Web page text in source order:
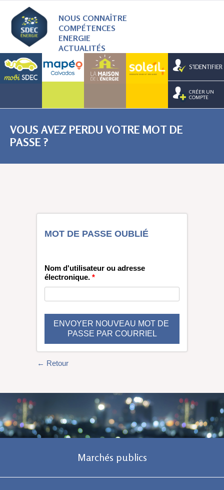
NOUS CONNAÎTRE
COMPÉTENCES
ENERGIE
ACTUALITÉS
S’IDENTIFIER
CRÉER UN
COMPTE
VOUS AVEZ PERDU VOTRE MOT DE
PASSE ?
MOT DE PASSE OUBLIÉ
Nom d'utilisateur ou adresse
électronique. *
← Retour
Marchés publics